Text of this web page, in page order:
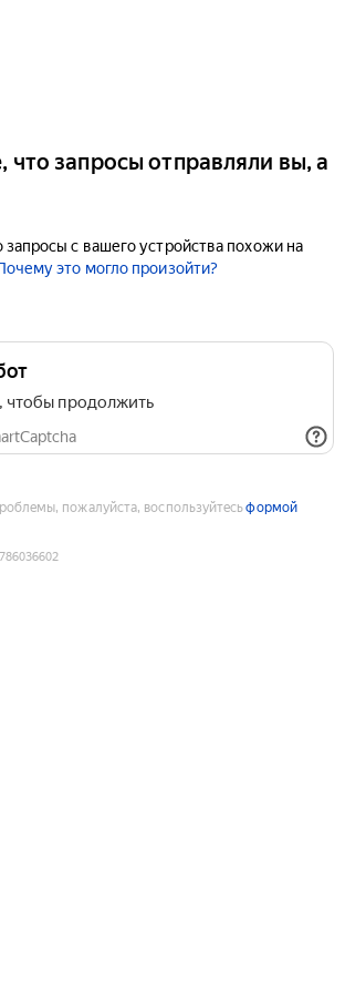
что запросы отправляли вы, а
с вашего устройства похожи на
это могло произойти?
продолжить
пожалуйста, воспользуйтесьформой